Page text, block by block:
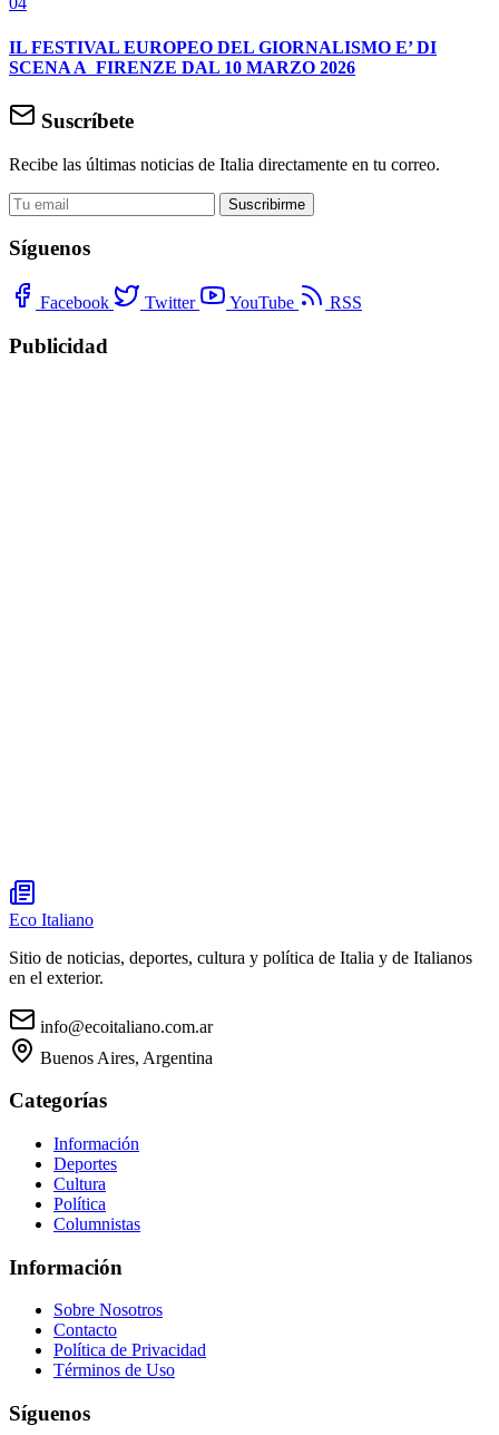
IL FESTIVAL EUROPEO DEL GIORNALISMO E’ DI
SCENA A FIRENZE DAL 10 MARZO 2026
Suscríbete
Recibe las últimas noticias de Italia directamente en tu correo.
Suscribirme
Síguenos
Facebook Twitter YouTube RSS
Publicidad
Eco Italiano
Sitio de noticias, deportes, cultura y política de Italia y de Italianos
en el exterior.
info@ecoitaliano.com.ar
Buenos Aires, Argentina
Categorías
Información
Deportes
Cultura
Política
Columnistas
Información
Sobre Nosotros
Contacto
Política de Privacidad
Términos de Uso
Síguenos